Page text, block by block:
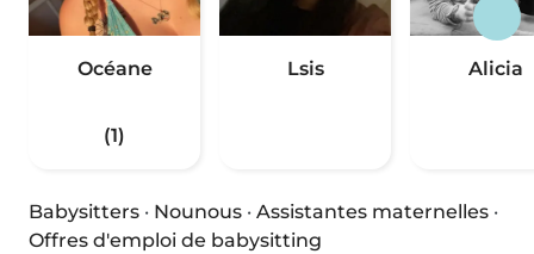
Océane
(1)
Lsis Alicia
Babysitters · Nounous · Assistantes maternelles ·
Offres d'emploi de babysitting